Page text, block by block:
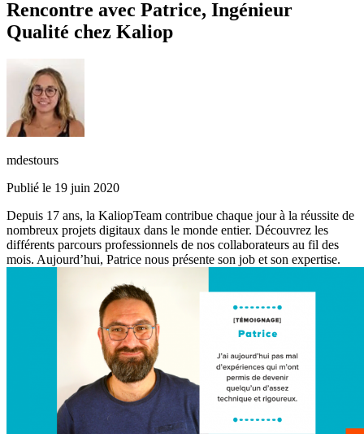
Rencontre avec Patrice, Ingénieur
Qualité chez Kaliop
mdestours
Publié le 19 juin 2020
Depuis 17 ans, la KaliopTeam contribue chaque jour à la réussite de
nombreux projets digitaux dans le monde entier. Découvrez les
différents parcours professionnels de nos collaborateurs au fil des
mois. Aujourd’hui, Patrice nous présente son job et son expertise.